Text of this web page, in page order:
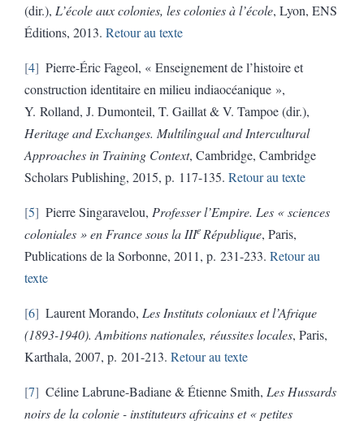
(dir.), L’école aux colonies, les colonies à l’école, Lyon, ENS
Éditions, 2013. Retour au texte
4
Pierre-Éric Fageol, « Enseignement de l’histoire et
construction identitaire en milieu indiaocéanique »,
Y. Rolland, J. Dumonteil, T. Gaillat & V. Tampoe (dir.),
Heritage and Exchanges. Multilingual and Intercultural
Approaches in Training Context, Cambridge, Cambridge
Scholars Publishing, 2015, p. 117-135. Retour au texte
5 Pierre Singaravelou, Professer l’Empire. Les « sciences
coloniales » en France sous la IIIe République, Paris,
Publications de la Sorbonne, 2011, p. 231-233. Retour au
texte
6 Laurent Morando, Les Instituts coloniaux et l’Afrique
(1893-1940). Ambitions nationales, réussites locales, Paris,
Karthala, 2007, p. 201-213. Retour au texte
7 Céline Labrune-Badiane & Étienne Smith, Les Hussards
noirs de la colonie - instituteurs africains et « petites